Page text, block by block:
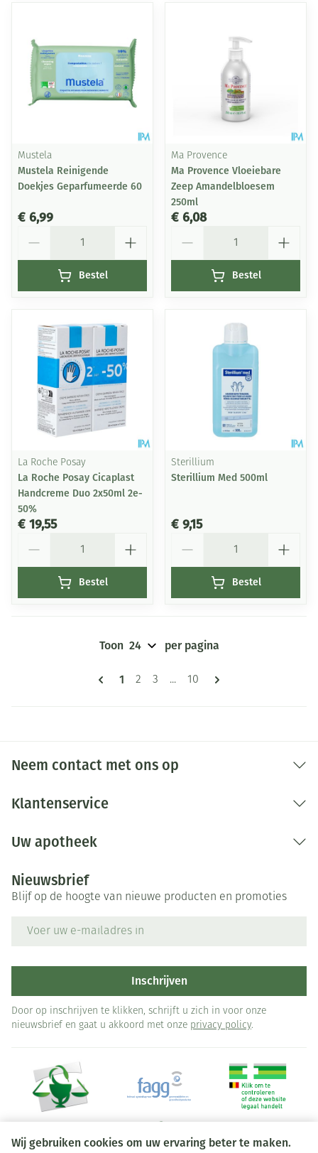
Wij gebruiken cookies om uw ervaring beter te maken.
Mustela
Mustela Reinigende
Doekjes Geparfumeerde 60
€ 6,99
Bestel
Ma Provence
Ma Provence Vloeiebare
Zeep Amandelbloesem
250ml
€ 6,08
Bestel
La Roche Posay
La Roche Posay Cicaplast
Handcreme Duo 2x50ml 2e-
50%
€ 19,55
Bestel
Sterillium
Sterillium Med 500ml
€ 9,15
Bestel
Pagina's
U lees momenteel pagina
1 Pagina
2 Pagina
3 ... Pagina
10
Toon per pagina
Neem contact met ons op
Klantenservice
Uw apotheek
Nieuwsbrief
Blijf op de hoogte van nieuwe producten en promoties
Inschrijven
Door op inschrijven te klikken, schrijft u zich in voor onze
nieuwsbrief en gaat u akkoord met onze privacy policy.